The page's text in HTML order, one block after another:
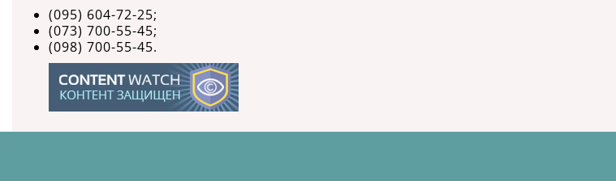
(095) 604-72-25;
(073) 700-55-45;
(098) 700-55-45.